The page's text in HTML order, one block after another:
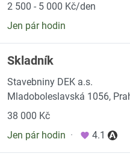
2 500 - 5 000 Kč/den
Jen pár hodin
Skladník
Stavebniny DEK a.s.
Mladoboleslavská 1056,
38 000 Kč
Jen pár hodin · 4.1